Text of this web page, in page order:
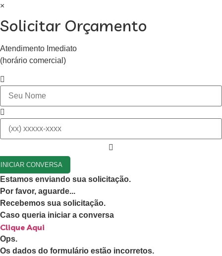
×
Solicitar Orçamento
Atendimento Imediato
(horário comercial)
CONVERSA
Estamos enviando sua solicitação.
Por favor, aguarde...
Recebemos sua solicitação.
Caso queria iniciar a conversa
Clique Aqui
Ops.
Os dados do formulário estão incorretos.